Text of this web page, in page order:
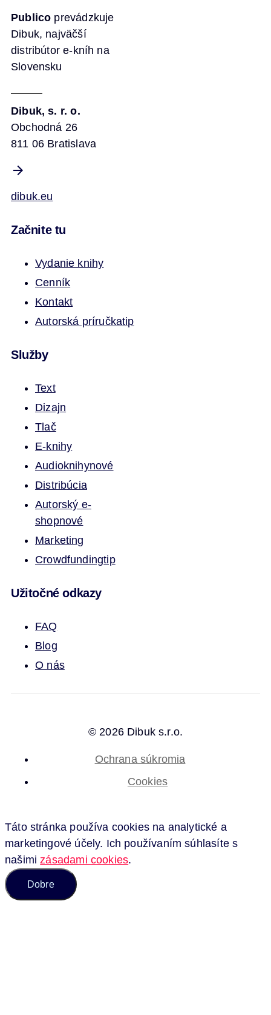
Publico prevádzkuje
Dibuk, najväčší
distribútor e-kníh na
Slovensku
Dibuk, s. r. o.
Obchodná 26
811 06 Bratislava
dibuk.eu
Začnite tu
Vydanie knihy
Cenník
Kontakt
Autorská príručkatip
Služby
Text
Dizajn
Tlač
E-knihy
Audioknihynové
Distribúcia
Autorský e-
shopnové
Marketing
Crowdfundingtip
Užitočné odkazy
FAQ
Blog
O nás
© 2026 Dibuk s.r.o.
Ochrana súkromia
Cookies
Táto stránka používa cookies na analytické a
marketingové účely. Ich používaním súhlasíte s
našimizásadami cookies.
Dobre